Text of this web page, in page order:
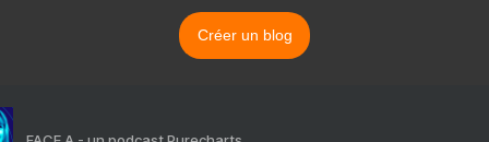
Créer un blog